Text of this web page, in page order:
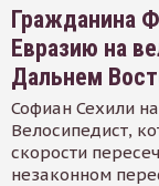
Гражданина
Евразию на
Дальнем
Софиан Сехили
Велосипедист,
скорости
незаконном